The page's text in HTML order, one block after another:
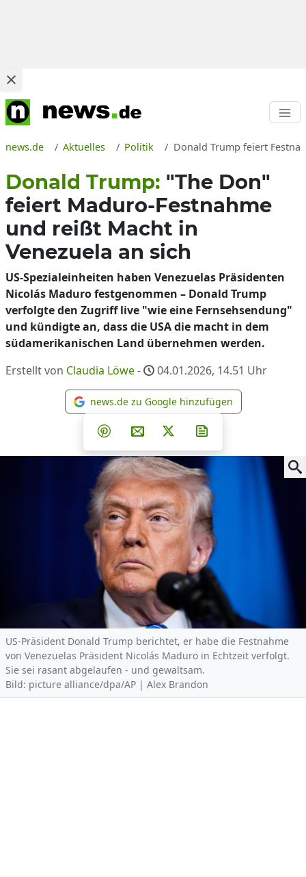
news.de Aktuelles Politik Donald Trump feiert
Donald Trump: "The Don"
feiert Maduro-Festnahme
und reißt Macht in
Venezuela an sich
US-Spezialeinheiten haben Venezuelas Präsidenten
Nicolás Maduro festgenommen – Donald Trump
verfolgte den Zugriff live "wie eine Fernsehsendung"
und kündigte an, dass die USA die macht in dem
südamerikanischen Land übernehmen werden.
Erstellt von Claudia Löwe- 04.01.2026, 14.51 Uhr
news.de zu Google
news.de zu Google hinzufügen
Teilen auf Facebook
Teilen auf Whatsapp
Teilen auf Telegram
Teilen auf Pinterest
Per E-Mail teilen
Post auf X
US-Präsident Donald Trump berichtet, er habe die Festnahme
von Venezuelas Präsident Nicolás Maduro in Echtzeit verfolgt.
Sie sei rasant abgelaufen - und gewaltsam.
Bild: picture alliance/dpa/AP | Alex Brandon